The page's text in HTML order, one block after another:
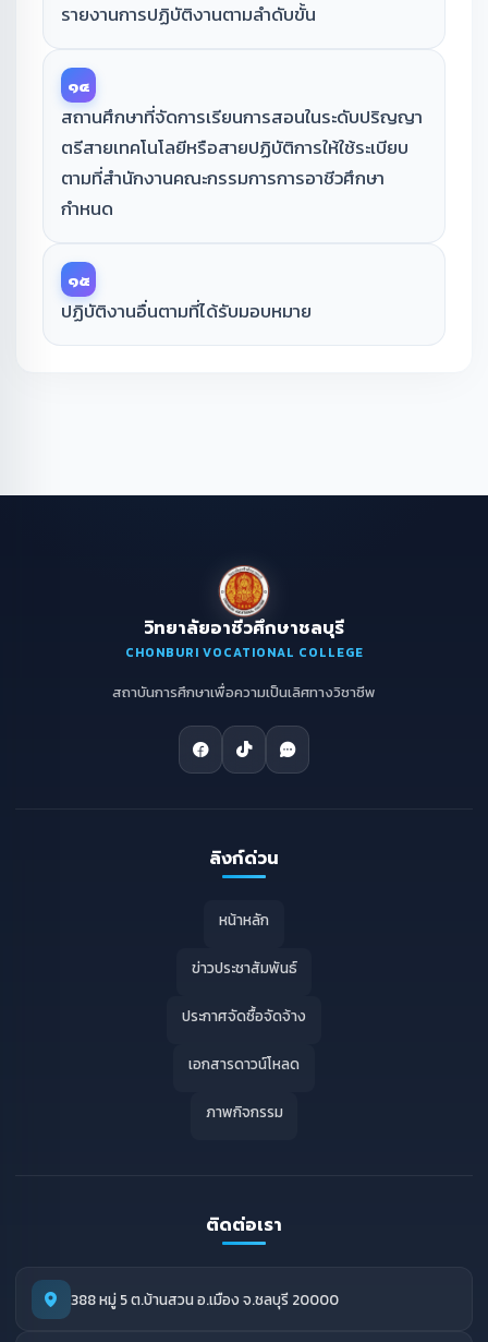
รายงานการปฏิบัติงานตามลำดับขั้น
๑๔
สถานศึกษาที่จัดการเรียนการสอนในระดับปริญญา
ตรีสายเทคโนโลยีหรือสายปฏิบัติการให้ใช้ระเบียบ
ตามที่สำนักงานคณะกรรมการการอาชีวศึกษา
กำหนด
๑๕
ปฏิบัติงานอื่นตามที่ได้รับมอบหมาย
วิทยาลัยอาชีวศึกษาชลบุรี
CHONBURI VOCATIONAL COLLEGE
สถาบันการศึกษาเพื่อความเป็นเลิศทางวิชาชีพ
ลิงก์ด่วน
หน้าหลัก
ข่าวประชาสัมพันธ์
ประกาศจัดซื้อจัดจ้าง
เอกสารดาวน์โหลด
ภาพกิจกรรม
ติดต่อเรา
388 หมู่ 5 ต.บ้านสวน อ.เมือง จ.ชลบุรี 20000